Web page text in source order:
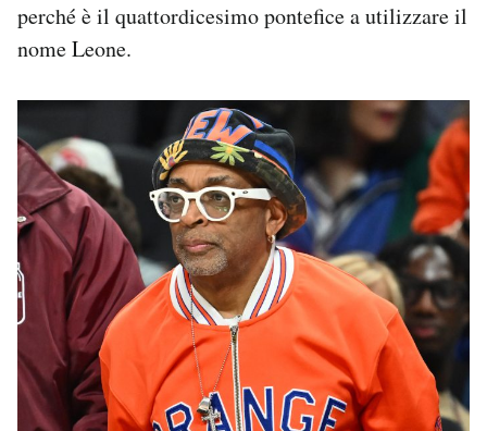
perché è il quattordicesimo pontefice a utilizzare il
nome Leone.